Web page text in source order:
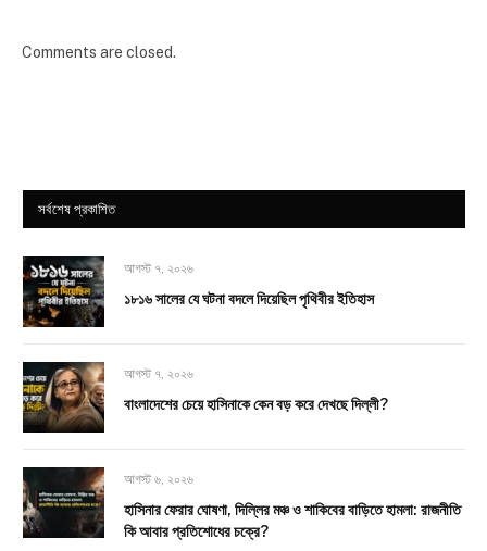
Comments are closed.
সর্বশেষ প্রকাশিত
আগস্ট ৭, ২০২৬
১৮১৬ সালের যে ঘটনা বদলে দিয়েছিল পৃথিবীর ইতিহাস
আগস্ট ৭, ২০২৬
বাংলাদেশের চেয়ে হাসিনাকে কেন বড় করে দেখছে দিল্লী?
আগস্ট ৬, ২০২৬
হাসিনার ফেরার ঘোষণা, দিল্লির মঞ্চ ও শাকিবের বাড়িতে হামলা: রাজনীতি
কি আবার প্রতিশোধের চক্রে?